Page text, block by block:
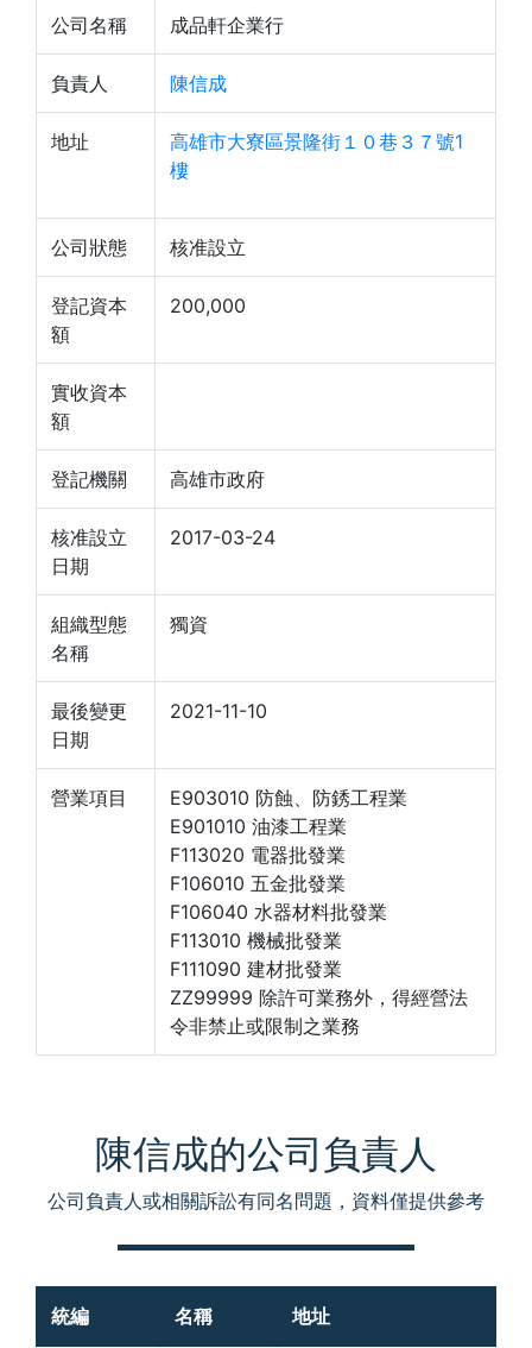
公司名稱 成品軒企業行
負責人 陳信成
地址
高雄市大寮區景隆街１０巷３７號1
樓
公司狀態 核准設立
登記資本
額
200,000
實收資本
額
登記機關 高雄市政府
核准設立
日期
2017-03-24
組織型態
名稱
獨資
最後變更
日期
2021-11-10
營業項目
E903010 防蝕、防銹工程業
E901010 油漆工程業
F113020 電器批發業
F106010 五金批發業
F106040 水器材料批發業
F113010 機械批發業
F111090 建材批發業
ZZ99999 除許可業務外，得經營法
令非禁止或限制之業務
陳信成的公司負責人
公司負責人或相關訴訟有同名問題，資料僅提供參考
統編 名稱 地址